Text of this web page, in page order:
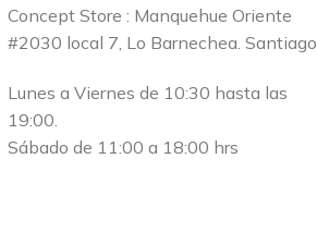
Concept Store : Manquehue Oriente
#2030 local 7, Lo Barnechea. Santiago
Lunes a Viernes de 10:30 hasta las
19:00.
Sábado de 11:00 a 18:00 hrs